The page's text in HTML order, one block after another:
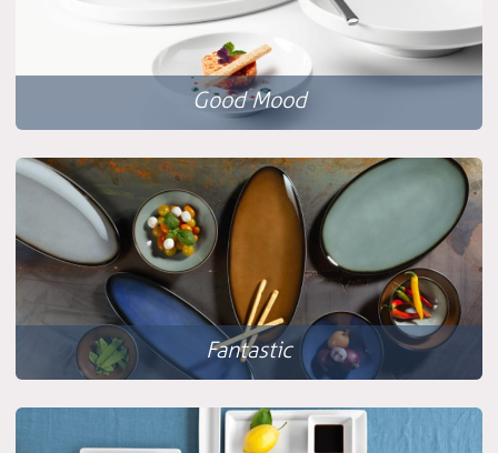
Good Mood
Fantastic